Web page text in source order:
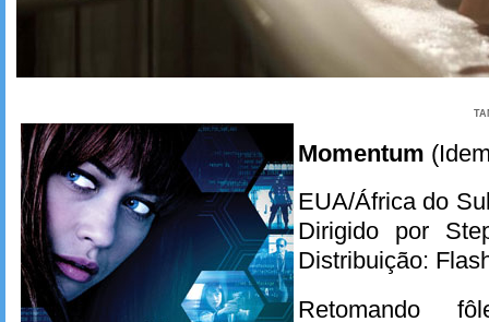
Momentum
EUA/África do
Dirigido por
Distribuição:
Retomando